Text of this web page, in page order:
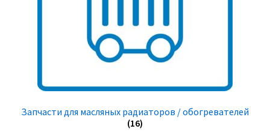
Запчасти для масляных радиаторов / обогревателей
(16)